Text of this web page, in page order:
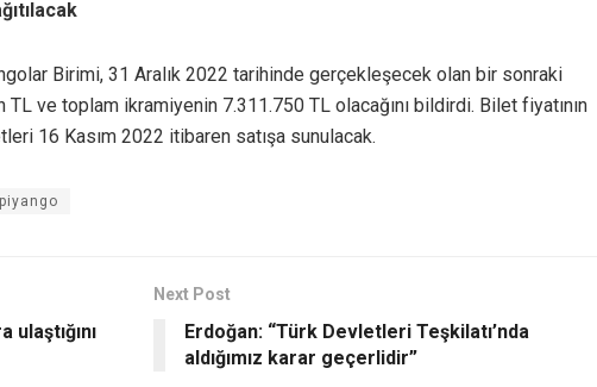
Birimi, 31 Aralık 2022 tarihinde gerçekleşecek olan bir sonraki
ve toplam ikramiyenin 7.311.750 TL olacağını bildirdi. Bilet fiyatının
16 Kasım 2022 itibaren satışa sunulacak.
piyango
Next Post
Erdoğan: “Türk Devletleri Teşkilatı’nda
aldığımız karar geçerlidir”